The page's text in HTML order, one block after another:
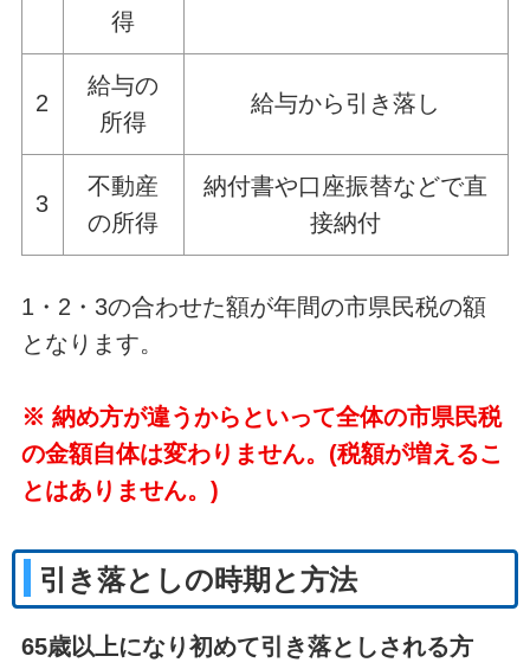
得
2
給与の
所得
給与から引き落し
3
不動産
の所得
納付書や口座振替などで直
接納付
1・2・3の合わせた額が年間の市県民税の額
となります。
※ 納め方が違うからといって全体の市県民税
の金額自体は変わりません。(税額が増えるこ
とはありません。)
引き落としの時期と方法
65歳以上になり初めて引き落としされる方